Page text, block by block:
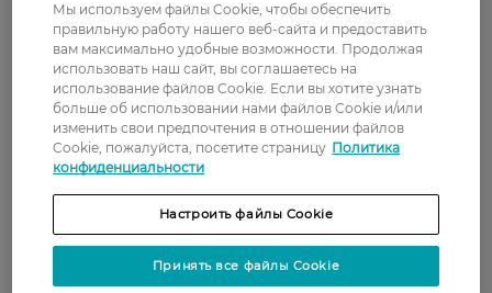
службы вашей посудомоечной машины.
Средство необходимо применять
непосредственно в машине и без
дополнительного цикла полоскания. Оно
удаляет известковый налет, жир и грязь даже в
труднодоступных, функционально важных
местах, таких как разбрызгиватели, водяные
насосы, трубопроводы и фильтры.
Мы используем файлы Cookie, чтобы обеспечить
правильную работу нашего веб-сайта и предоставить
вам максимально удобные возможности. Продолжая
использовать наш сайт, вы соглашаетесь на
использование файлов Cookie. Если вы хотите узнать
больше об использовании нами файлов Cookie и/или
изменить свои предпочтения в отношении файлов
Cookie, пожалуйста, посетите страницу Политика
конфиденциальности
Настроить файлы Cookie
Принять все файлы Cookie